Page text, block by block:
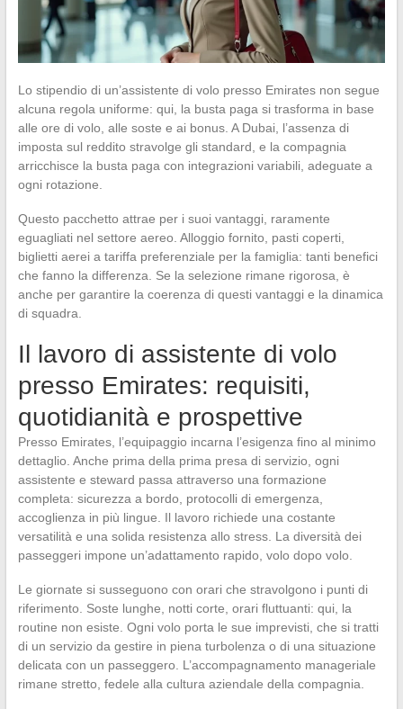
Lo stipendio di un’assistente di volo presso Emirates non segue
alcuna regola uniforme: qui, la busta paga si trasforma in base
alle ore di volo, alle soste e ai bonus. A Dubai, l’assenza di
imposta sul reddito stravolge gli standard, e la compagnia
arricchisce la busta paga con integrazioni variabili, adeguate a
ogni rotazione.
Questo pacchetto attrae per i suoi vantaggi, raramente
eguagliati nel settore aereo. Alloggio fornito, pasti coperti,
biglietti aerei a tariffa preferenziale per la famiglia: tanti benefici
che fanno la differenza. Se la selezione rimane rigorosa, è
anche per garantire la coerenza di questi vantaggi e la dinamica
di squadra.
Il lavoro di assistente di volo
presso Emirates: requisiti,
quotidianità e prospettive
Presso Emirates, l’equipaggio incarna l’esigenza fino al minimo
dettaglio. Anche prima della prima presa di servizio, ogni
assistente e steward passa attraverso una formazione
completa: sicurezza a bordo, protocolli di emergenza,
accoglienza in più lingue. Il lavoro richiede una costante
versatilità e una solida resistenza allo stress. La diversità dei
passeggeri impone un’adattamento rapido, volo dopo volo.
Le giornate si susseguono con orari che stravolgono i punti di
riferimento. Soste lunghe, notti corte, orari fluttuanti: qui, la
routine non esiste. Ogni volo porta le sue imprevisti, che si tratti
di un servizio da gestire in piena turbolenza o di una situazione
delicata con un passeggero. L’accompagnamento manageriale
rimane stretto, fedele alla cultura aziendale della compagnia.